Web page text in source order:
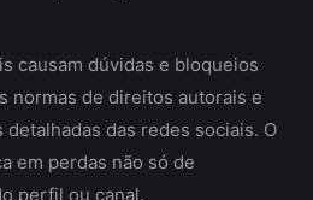
causam dúvidas e bloqueios
normas de direitos autorais e
das redes sociais. O
em perdas não só de
perfil ou canal.